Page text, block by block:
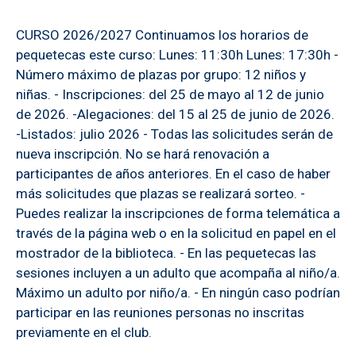
CURSO 2026/2027 Continuamos los horarios de
pequetecas este curso: Lunes: 11:30h Lunes: 17:30h -
Número máximo de plazas por grupo: 12 niños y
niñas. - Inscripciones: del 25 de mayo al 12 de junio
de 2026. -Alegaciones: del 15 al 25 de junio de 2026.
-Listados: julio 2026 - Todas las solicitudes serán de
nueva inscripción. No se hará renovación a
participantes de años anteriores. En el caso de haber
más solicitudes que plazas se realizará sorteo. -
Puedes realizar la inscripciones de forma telemática a
través de la página web o en la solicitud en papel en el
mostrador de la biblioteca. - En las pequetecas las
sesiones incluyen a un adulto que acompaña al niño/a.
Máximo un adulto por niño/a. - En ningún caso podrían
participar en las reuniones personas no inscritas
previamente en el club.